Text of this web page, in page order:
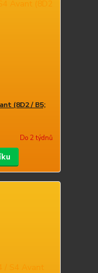
(8D2 / B5;
Do 2 týdnů